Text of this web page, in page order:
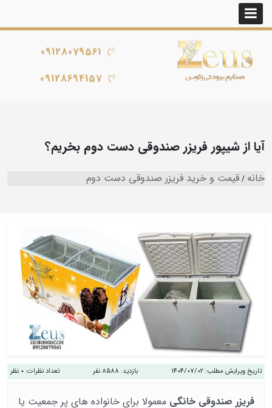
09128079561
09128694157
آیا از شیپور فریزر صندوقی دست دوم بخریم؟
خانه قیمت و خرید فریزر صندوقی دست دوم
تاریخ ویرایش مطلب: 1404/07/02 بازدید: 8588 نفر تعداد نظرات: 0 نظر
فریزر صندوقی خانگی معمولا برای خانواده‌ های پر جمعیت یا